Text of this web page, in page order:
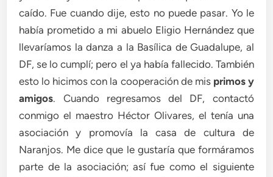
caído. Fue cuando dije, esto no puede pasar. Yo le
había prometido a mi abuelo Eligio Hernández que
llevaríamos la danza a la Basílica de Guadalupe, al
DF, se lo cumplí; pero el ya había fallecido. También
esto lo hicimos con la cooperación de mis primos y
amigos. Cuando regresamos del DF, contactó
conmigo el maestro Héctor Olivares, el tenía una
asociación y promovía la casa de cultura de
Naranjos. Me dice que le gustaría que formáramos
parte de la asociación; así fue como el siguiente